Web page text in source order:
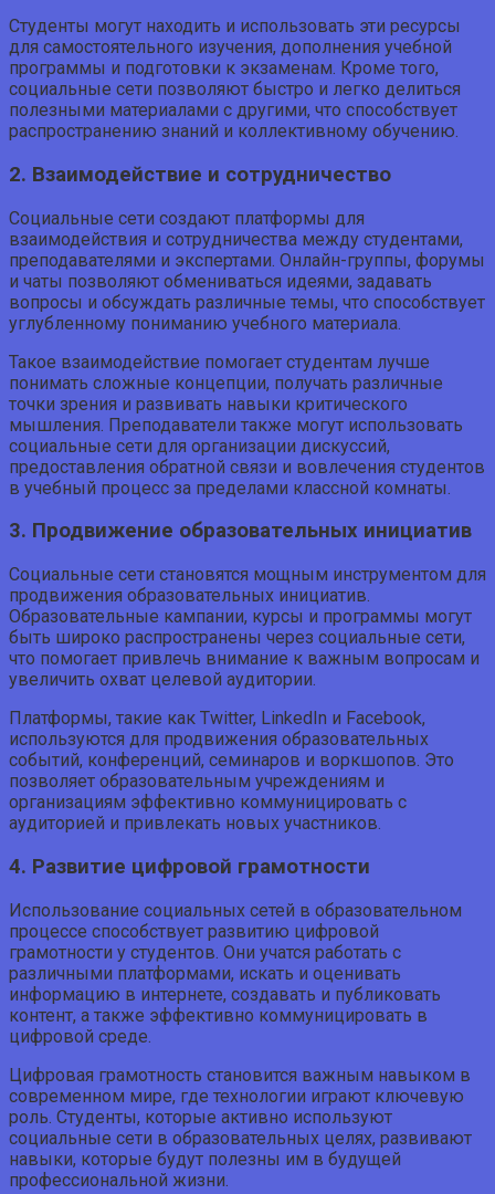
Студенты могут находить и использовать эти ресурсы
для самостоятельного изучения, дополнения учебной
программы и подготовки к экзаменам. Кроме того,
социальные сети позволяют быстро и легко делиться
полезными материалами с другими, что способствует
распространению знаний и коллективному обучению.
2. Взаимодействие и сотрудничество
Социальные сети создают платформы для
взаимодействия и сотрудничества между студентами,
преподавателями и экспертами. Онлайн-группы, форумы
и чаты позволяют обмениваться идеями, задавать
вопросы и обсуждать различные темы, что способствует
углубленному пониманию учебного материала.
Такое взаимодействие помогает студентам лучше
понимать сложные концепции, получать различные
точки зрения и развивать навыки критического
мышления. Преподаватели также могут использовать
социальные сети для организации дискуссий,
предоставления обратной связи и вовлечения студентов
в учебный процесс за пределами классной комнаты.
3. Продвижение образовательных инициатив
Социальные сети становятся мощным инструментом для
продвижения образовательных инициатив.
Образовательные кампании, курсы и программы могут
быть широко распространены через социальные сети,
что помогает привлечь внимание к важным вопросам и
увеличить охват целевой аудитории.
Платформы, такие как Twitter, LinkedIn и Facebook,
используются для продвижения образовательных
событий, конференций, семинаров и воркшопов. Это
позволяет образовательным учреждениям и
организациям эффективно коммуницировать с
аудиторией и привлекать новых участников.
4. Развитие цифровой грамотности
Использование социальных сетей в образовательном
процессе способствует развитию цифровой
грамотности у студентов. Они учатся работать с
различными платформами, искать и оценивать
информацию в интернете, создавать и публиковать
контент, а также эффективно коммуницировать в
цифровой среде.
Цифровая грамотность становится важным навыком в
современном мире, где технологии играют ключевую
роль. Студенты, которые активно используют
социальные сети в образовательных целях, развивают
навыки, которые будут полезны им в будущей
профессиональной жизни.